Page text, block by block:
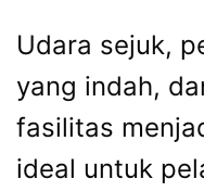
Udara sejuk,
yang indah,
fasilitas
ideal untuk